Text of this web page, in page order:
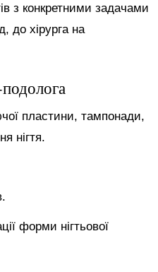
з конкретними задачами
до хірурга на
пластини, тампонади,
нігтя.
форми нігтьової